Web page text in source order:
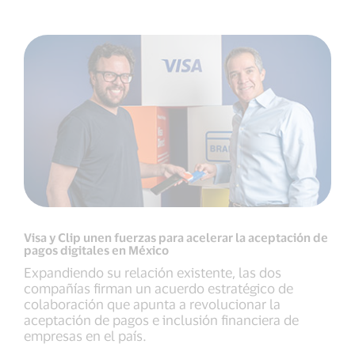
Visa y Clip unen fuerzas para acelerar la aceptación de
pagos digitales en México
Expandiendo su relación existente, las dos
compañías firman un acuerdo estratégico de
colaboración que apunta a revolucionar la
aceptación de pagos e inclusión financiera de
empresas en el país.